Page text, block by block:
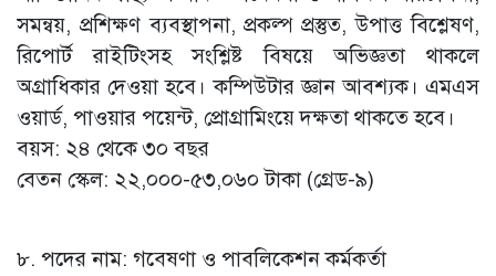
সমন্বয়, প্রশিক্ষণ ব্যবস্থাপনা, প্রকল্প প্রস্তুত, উপাত্ত বিশ্লেষণ,
রিপোর্ট রাইটিংসহ সংশ্লিষ্ট বিষয়ে অভিজ্ঞতা থাকলে
অগ্রাধিকার দেওয়া হবে। কম্পিউটার জ্ঞান আবশ্যক। এমএস
ওয়ার্ড, পাওয়ার পয়েন্ট, প্রোগ্রামিংয়ে দক্ষতা থাকতে হবে।
বয়স: ২৪ থেকে ৩০ বছর
বেতন স্কেল: ২২,০০০-৫৩,০৬০ টাকা (গ্রেড-৯)
৮. পদের নাম: গবেষণা ও পাবলিকেশন কর্মকর্তা